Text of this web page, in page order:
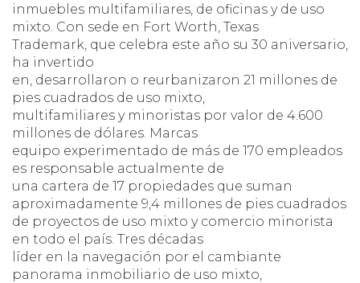
inmuebles multifamiliares, de oficinas y de uso
mixto. Con sede en Fort Worth, Texas
Trademark, que celebra este año su 30 aniversario,
ha invertido
en, desarrollaron o reurbanizaron 21 millones de
pies cuadrados de uso mixto,
multifamiliares y minoristas por valor de 4.600
millones de dólares. Marcas
equipo experimentado de más de 170 empleados
es responsable actualmente de
una cartera de 17 propiedades que suman
aproximadamente 9,4 millones de pies cuadrados
de proyectos de uso mixto y comercio minorista
en todo el país. Tres décadas
líder en la navegación por el cambiante
panorama inmobiliario de uso mixto,